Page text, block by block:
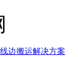
边搬运解决方案